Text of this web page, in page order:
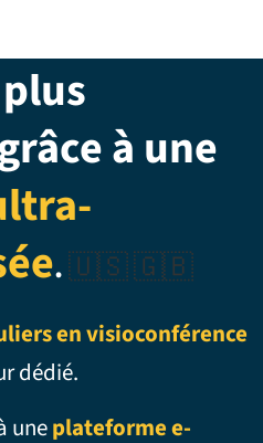
à une
.🇺🇸 🇬🇧
en visioconférence
dédié.
uneplateforme e-